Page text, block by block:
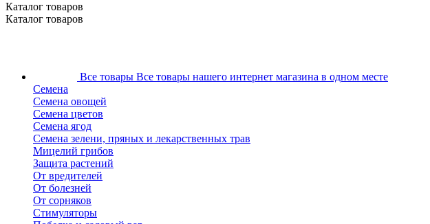
Каталог товаров
Каталог товаров
Все товары Все товары нашего интернет магазина в одном месте
Семена
Семена овощей
Семена цветов
Семена ягод
Семена зелени, пряных и лекарственных трав
Мицелий грибов
Защита растений
От вредителей
От болезней
От сорняков
Стимуляторы